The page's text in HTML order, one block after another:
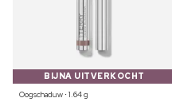
BIJNA UITVERKOCHT
Oogschaduw ⋅ 1.64 g